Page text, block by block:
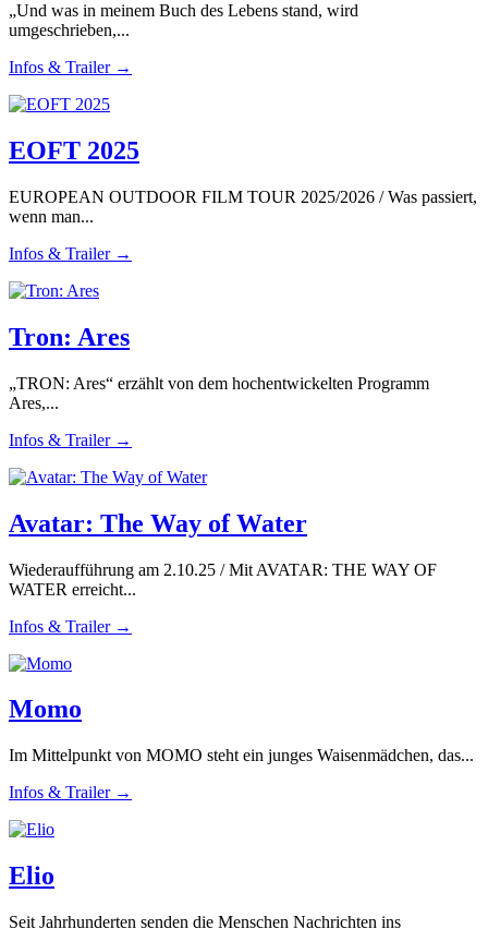
„Und was in meinem Buch des Lebens stand, wird
umgeschrieben,...
Infos & Trailer →
EOFT 2025
EUROPEAN OUTDOOR FILM TOUR 2025/2026 / Was passiert,
wenn man...
Infos & Trailer →
Tron: Ares
„TRON: Ares“ erzählt von dem hochentwickelten Programm
Ares,...
Infos & Trailer →
Avatar: The Way of Water
Wiederaufführung am 2.10.25 / Mit AVATAR: THE WAY OF
WATER erreicht...
Infos & Trailer →
Momo
Im Mittelpunkt von MOMO steht ein junges Waisenmädchen, das...
Infos & Trailer →
Elio
Seit Jahrhunderten senden die Menschen Nachrichten ins